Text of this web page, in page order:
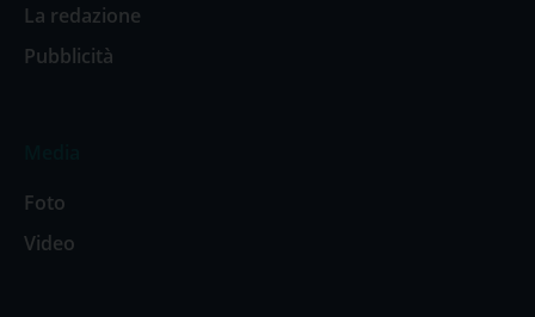
La redazione
Pubblicità
Foto
Video